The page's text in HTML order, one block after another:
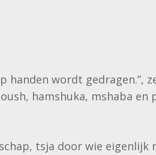
handen wordt gedragen.”,
hamshuka, mshaba
tsja door wie eigenlijk